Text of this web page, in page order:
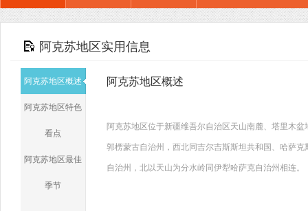
阿克苏地区实用信息
阿克苏地区概述
阿克苏地区特色
看点
阿克苏地区最佳
季节
阿克苏地区概述
阿克苏地区位于新疆维吾尔自治区天山南麓、塔里木盆
郭楞蒙古自治州，西北同吉尔吉斯斯坦共和国、哈萨
自治州，北以天山为分水岭同伊犁哈萨克自治州相连。